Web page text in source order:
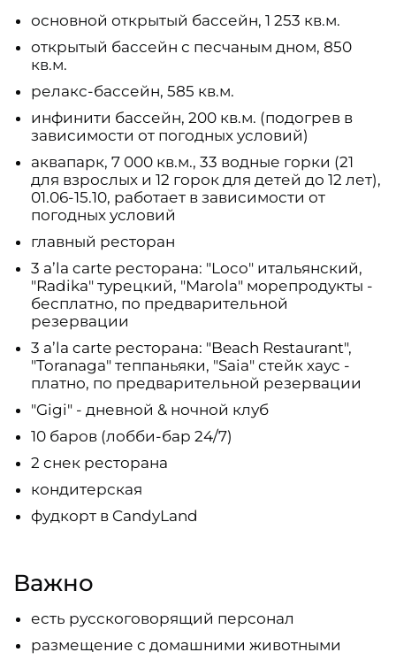
основной открытый бассейн, 1 253 кв.м.
открытый бассейн с песчаным дном, 850
кв.м.
релакс-бассейн, 585 кв.м.
инфинити бассейн, 200 кв.м. (подогрев в
зависимости от погодных условий)
аквапарк, 7 000 кв.м., 33 водные горки (21
для взрослых и 12 горок для детей до 12 лет),
01.06-15.10, работает в зависимости от
погодных условий
главный ресторан
3 a’la carte ресторана: "Loco" итальянский,
"Radika" турецкий, "Marola" морепродукты -
бесплатно, по предварительной
резервации
3 a’la carte ресторана: "Beach Restaurant",
"Toranaga" теппаньяки, "Saia" стейк хаус -
платно, по предварительной резервации
"Gigi" - дневной & ночной клуб
10 баров (лобби-бар 24/7)
2 снек ресторана
кондитерская
фудкорт в CandyLand
Важно
есть русскоговорящий персонал
размещение с домашними животными